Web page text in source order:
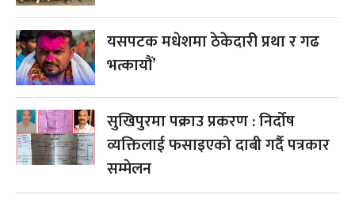
यसपटक मधेशमा ठेकेदारी प्रथा र गढ
भत्कायौं’
सुखिपुरमा पक्राउ प्रकरण : निर्दोष
व्यक्तिलाई फसाइएको दाबी गर्दै पत्रकार
सम्मेलन